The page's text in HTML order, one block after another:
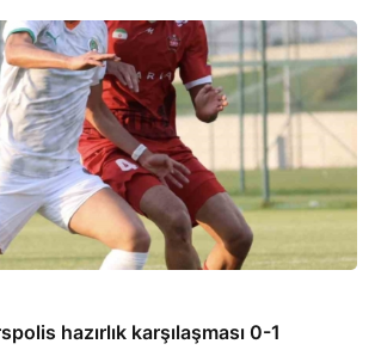
hazırlık karşılaşması 0-1